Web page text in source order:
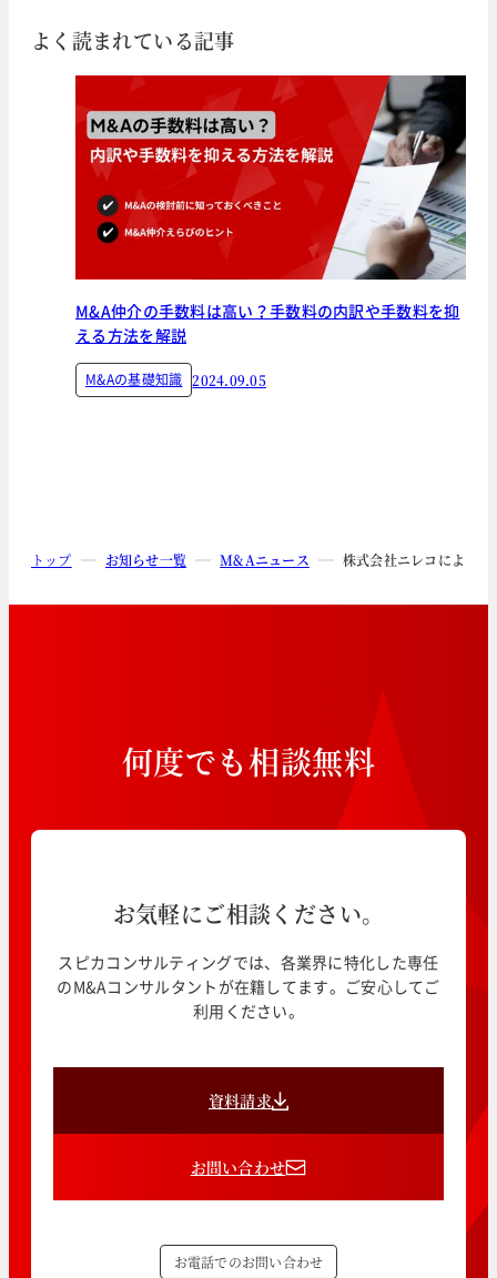
よく読まれている記事
M&A仲介の手数料は高い？手数料の内訳や手数料を抑
える方法を解説
M&Aの基礎知識 2024.09.05
トップ お知らせ一覧 M&Aニュース 株式会社ニレコによる
何度でも相談無料
お気軽にご相談ください。
スピカコンサルティングでは、各業界に特化した専任
のM&Aコンサルタントが在籍してます。ご安心してご
利用ください。
資料請求
お問い合わせ
お電話でのお問い合わせ